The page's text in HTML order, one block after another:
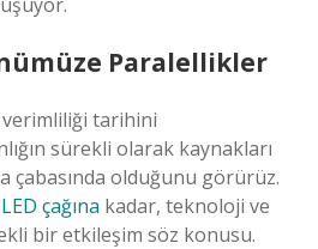
Paralellikler
verimliliği tarihini
sürekli olarak kaynakları
çabasında olduğunu görürüz.
çağına kadar, teknoloji ve
bir etkileşim söz konusu.